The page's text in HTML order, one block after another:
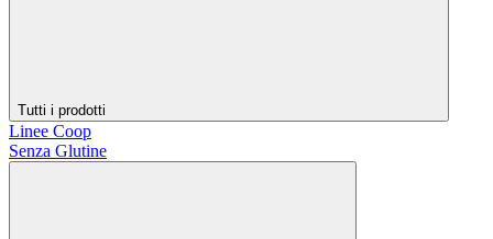
Tutti i prodotti
Linee Coop
Senza Glutine